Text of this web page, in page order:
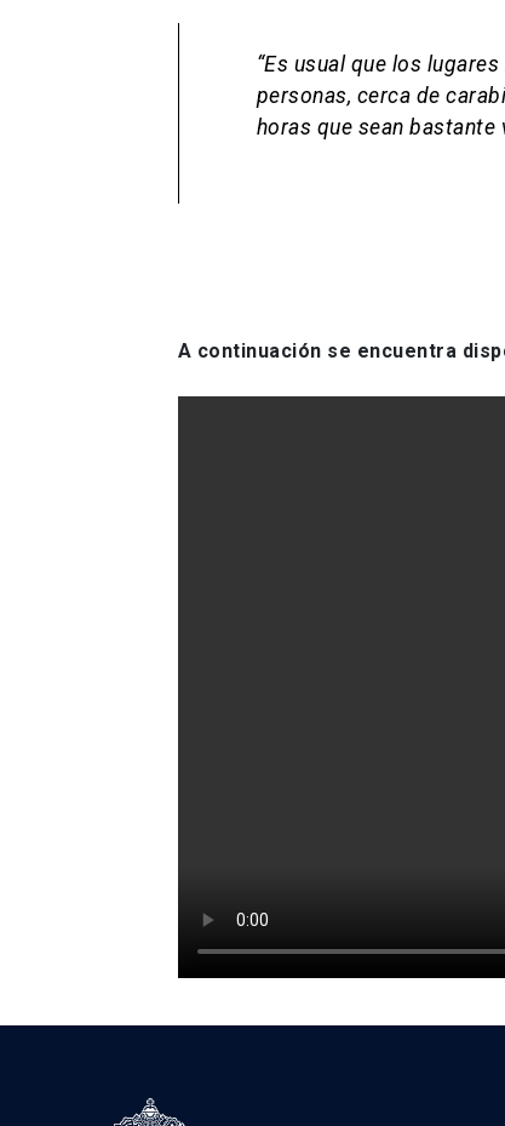
“Es usual que los
personas, cerca de
horas que sean bastante
A continuación se encuentra